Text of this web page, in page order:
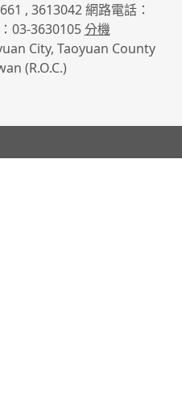
, 3613042 網路電話：
03-3630105分機
City, Taoyuan County
(R.O.C.)